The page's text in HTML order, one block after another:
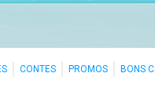
CONTES PROMOS BONS